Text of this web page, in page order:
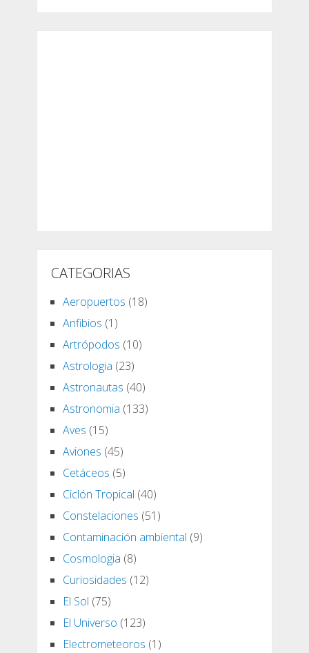
CATEGORIAS
Aeropuertos (18)
Anfibios (1)
Artrópodos (10)
Astrologia (23)
Astronautas (40)
Astronomia (133)
Aves (15)
Aviones (45)
Cetáceos (5)
Ciclón Tropical (40)
Constelaciones (51)
Contaminación ambiental (9)
Cosmologia (8)
Curiosidades (12)
El Sol (75)
El Universo (123)
Electrometeoros (1)